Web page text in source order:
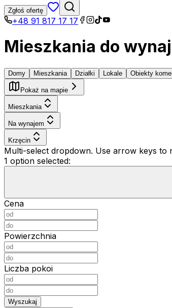
Zgłoś ofertę
+48 91 817 17 17
Mieszkania do
Domy Mieszkania Działki Lokale Obiekty
Pokaż na mapie
Mieszkania
Na wynajem
Krzęcin
Multi-select dropdown. Use arrow keys to
1 option selected:
Cena
Powierzchnia
Liczba pokoi
Wyszukaj